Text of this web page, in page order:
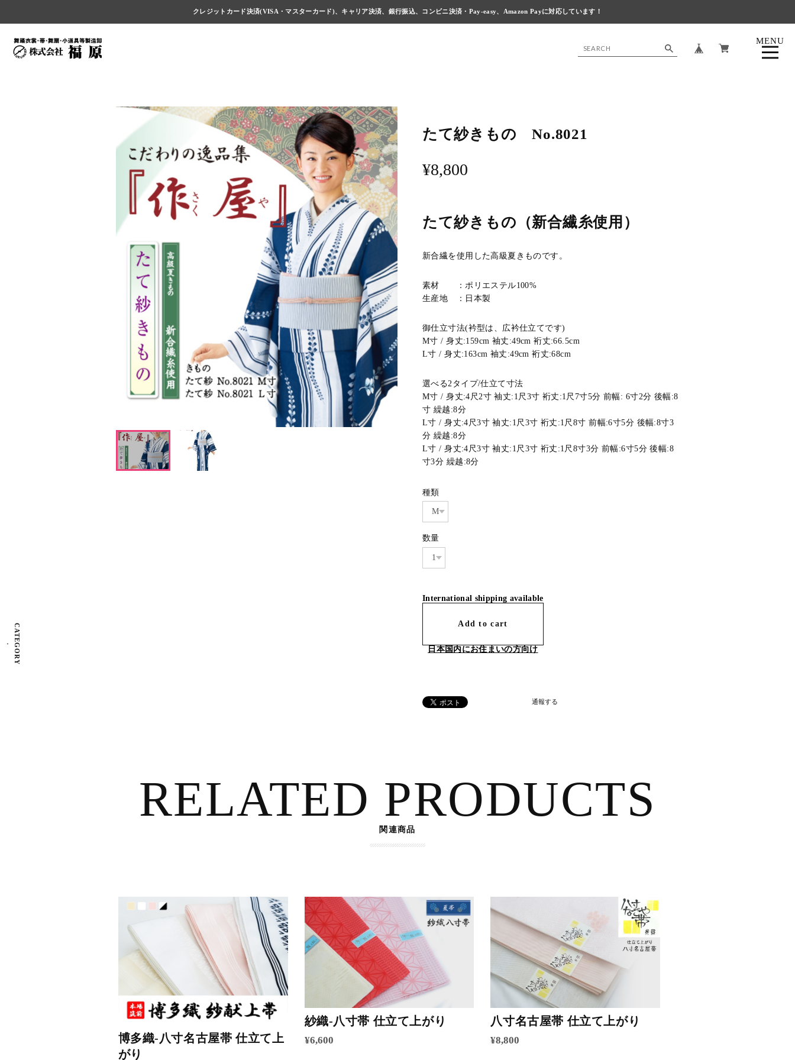
クレジットカード決済(VISA・マスターカード)、キャリア決済、銀行振込、コンビニ決済・Pay-easy、Amazon Payに対応しています！
MENU
CLOSE
CATEGORY
たて紗きもの No.8021
¥8,800
たて紗きもの（新合繊糸使用）
新合繊を使用した高級夏きものです。
素材 ：ポリエステル100%
生産地 ：日本製
御仕立寸法(衿型は、広衿仕立てです)
M寸 / 身丈:159cm 袖丈:49cm 裄丈:66.5cm
L寸 / 身丈:163cm 袖丈:49cm 裄丈:68cm
選べる2タイプ/仕立て寸法
M寸 / 身丈:4尺2寸 袖丈:1尺3寸 裄丈:1尺7寸5分 前幅: 6寸2分 後幅:8
寸 繰越:8分
L寸 / 身丈:4尺3寸 袖丈:1尺3寸 裄丈:1尺8寸 前幅:6寸5分 後幅:8寸3
分 繰越:8分
L寸 / 身丈:4尺3寸 袖丈:1尺3寸 裄丈:1尺8寸3分 前幅:6寸5分 後幅:8
寸3分 繰越:8分
種類
数量
International shipping available
Add to cart
日本国内にお住まいの方向け
通報する
RELATED PRODUCTS
関連商品
博多織-八寸名古屋帯 仕立て上
がり
紗織-八寸帯 仕立て上がり
¥6,600
八寸名古屋帯 仕立て上がり
¥8,800